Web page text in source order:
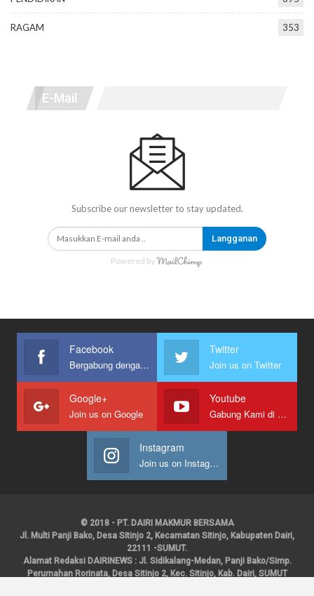
RAGAM 353
E-Mail
Subscribe our newsletter to stay updated.
Langganan
Powered by
Facebook
Bergabung dengan kami
Twitter
Join us on Twitter
Google+
Join us on Google
Youtube
Gabung Kami di Youtube
Instagram
Join us on Instagram
© 2018 - PT. DAIRI MAKMUR BERSAMA
Jl. Multi Panji Bako, Desa Sitinjo 2, Kecamatan Sitinjo, Kabupaten Dairi,
22111 -SUMUT.
Alamat Redaksi DAIRINEWS : Jl. Sidikalang-Medan, Panji Bako/Simp.
Perumahan Rorinata, Desa Sitinjo 2, Kec. Sitinjo, Kab. Dairi, SUMUT